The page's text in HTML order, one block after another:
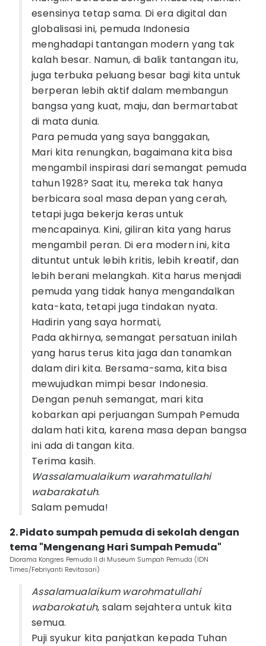
esensinya tetap sama. Di era digital dan
globalisasi ini, pemuda Indonesia
menghadapi tantangan modern yang tak
kalah besar. Namun, di balik tantangan itu,
juga terbuka peluang besar bagi kita untuk
berperan lebih aktif dalam membangun
bangsa yang kuat, maju, dan bermartabat
di mata dunia.
Para pemuda yang saya banggakan,
Mari kita renungkan, bagaimana kita bisa
mengambil inspirasi dari semangat pemuda
tahun 1928? Saat itu, mereka tak hanya
berbicara soal masa depan yang cerah,
tetapi juga bekerja keras untuk
mencapainya. Kini, giliran kita yang harus
mengambil peran. Di era modern ini, kita
dituntut untuk lebih kritis, lebih kreatif, dan
lebih berani melangkah. Kita harus menjadi
pemuda yang tidak hanya mengandalkan
kata-kata, tetapi juga tindakan nyata.
Hadirin yang saya hormati,
Pada akhirnya, semangat persatuan inilah
yang harus terus kita jaga dan tanamkan
dalam diri kita. Bersama-sama, kita bisa
mewujudkan mimpi besar Indonesia.
Dengan penuh semangat, mari kita
kobarkan api perjuangan Sumpah Pemuda
dalam hati kita, karena masa depan bangsa
ini ada di tangan kita.
Terima kasih.
Wassalamualaikum warahmatullahi
wabarakatuh.
Salam pemuda!
2. Pidato sumpah pemuda di sekolah dengan
tema "Mengenang Hari Sumpah Pemuda"
Diorama Kongres Pemuda II di Museum Sumpah Pemuda (IDN
Times/Febriyanti Revitasari)
Assalamualaikum warohmatullahi
wabarokatuh, salam sejahtera untuk kita
semua.
Puji syukur kita panjatkan kepada Tuhan